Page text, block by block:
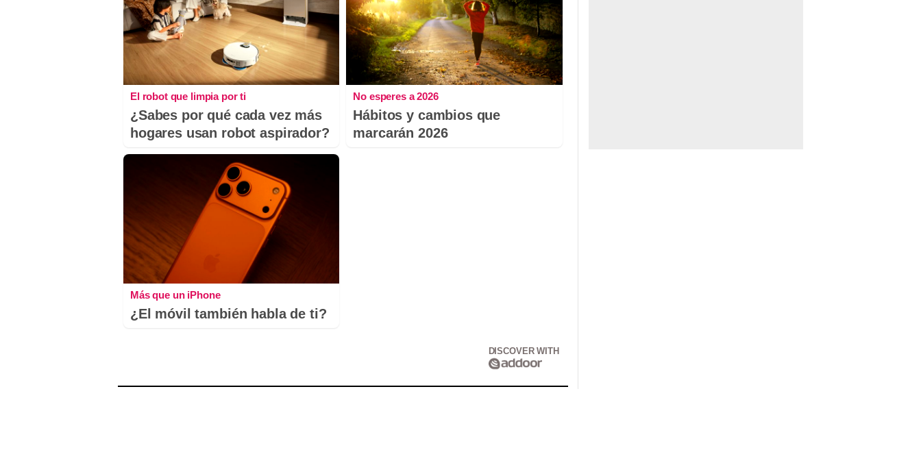
El robot que limpia por ti
¿Sabes por qué cada vez más
hogares usan robot aspirador?
No esperes a 2026
Hábitos y cambios que
marcarán 2026
Más que un iPhone
¿El móvil también habla de ti?
DISCOVER WITH